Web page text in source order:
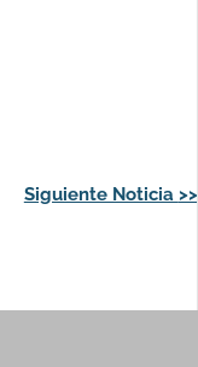
Siguiente Noticia >>